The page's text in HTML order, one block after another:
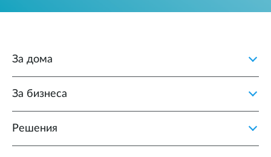
За дома
За бизнеса
Решения